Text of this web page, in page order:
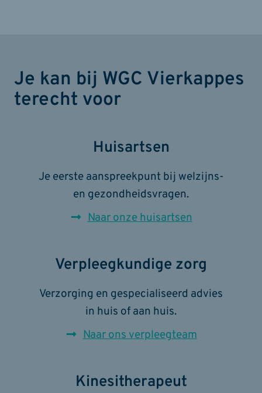
Je kan bij WGC Vierkappes
terecht voor
Huisartsen
Je eerste aanspreekpunt bij welzijns-
en gezondheidsvragen.
Naar onze huisartsen
Verpleegkundige zorg
Verzorging en gespecialiseerd advies
in huis of aan huis.
Naar ons verpleegteam
Kinesitherapeut